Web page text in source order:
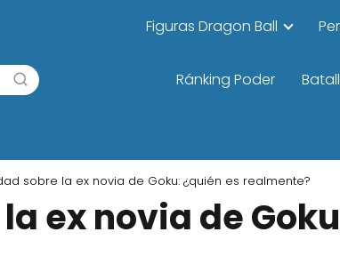
Figuras Dragon Ball
Ránking Poder
sobre la ex novia de Goku: ¿quién es realmente?
ex novia de